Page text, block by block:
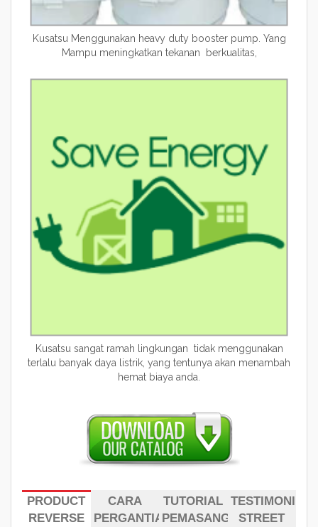
Kusatsu Menggunakan heavy duty booster pump. Yang
Mampu meningkatkan tekanan berkualitas,
Kusatsu sangat ramah lingkungan tidak menggunakan
terlalu banyak daya listrik, yang tentunya akan menambah
hemat biaya anda.
PRODUCT
REVERSE
CARA
PERGANTIAN
TUTORIAL
PEMASANGAN
TESTIMONI
STREET